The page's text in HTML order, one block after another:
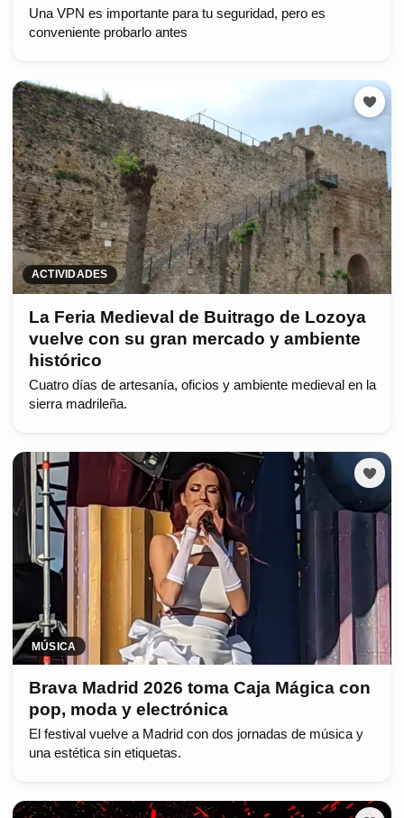
Una VPN es importante para tu seguridad, pero es
conveniente probarlo antes
ACTIVIDADES
La Feria Medieval de Buitrago de Lozoya
vuelve con su gran mercado y ambiente
histórico
Cuatro días de artesanía, oficios y ambiente medieval en la
sierra madrileña.
MÚSICA
Brava Madrid 2026 toma Caja Mágica con
pop, moda y electrónica
El festival vuelve a Madrid con dos jornadas de música y
una estética sin etiquetas.